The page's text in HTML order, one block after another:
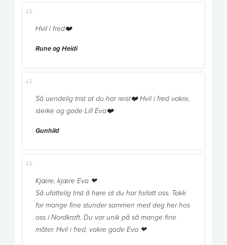
Hvil i fred❤️
Rune og Heidi
Så uendelig trist at du har reist❤️ Hvil i fred vakre,
sterke og gode Lill Eva❤️
Gunhild
Kjære, kjære Eva ❤
Så ufattelig trist å høre at du har forlatt oss. Takk
for mange fine stunder sammen med deg her hos
oss i Nordkraft. Du var unik på så mange fine
måter. Hvil i fred, vakre gode Eva ❤